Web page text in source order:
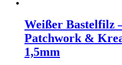
Weißer Bastelfilz
Patchwork &
1,5mm